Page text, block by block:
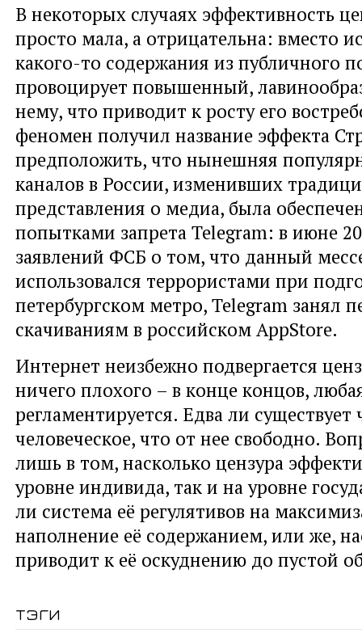
В некоторых случаях эффективность
просто мала, а отрицательна: вместо
какого-то содержания из публичного
провоцирует повышенный,
нему, что приводит к росту его
феномен получил название эффекта
предположить, что нынешняя
каналов в России, изменивших
представления о медиа, была
попытками запрета Telegram: в июне
заявлений ФСБ о том, что данный
использовался террористами при
петербургском метро, Telegram занял
скачиваниям в российском AppStore.
Интернет неизбежно подвергается
ничего плохого – в конце концов,
регламентируется. Едва ли
человеческое, что от нее свободно.
лишь в том, насколько цензура
уровне индивида, так и на уровне
ли система её регулятивов на
наполнение её содержанием, или же,
приводит к её оскуднению до пустой
тэги